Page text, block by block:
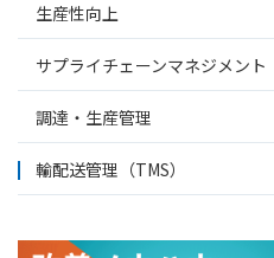
生産性向上
サプライチェーンマネジメント
調達・生産管理
輸配送管理（TMS）